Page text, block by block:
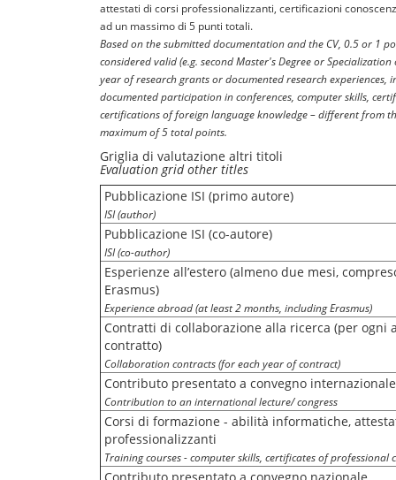
attestati di corsi professionalizzanti, certificazioni
ad un massimo di 5 punti totali.
Based on the submitted documentation and the CV, 0.5 or 1
considered valid (e.g. second Master's Degree or
year of research grants or documented research experiences,
documented participation in conferences, computer skills,
certifications of foreign language knowledge – different from
maximum of 5 total points.
Griglia di valutazione altri titoli
Evaluation grid other titles
Pubblicazione ISI (primo autore)
ISI (author)
Pubblicazione ISI (co-autore)
ISI (co-author)
Esperienze all’estero (almeno due mesi,
Erasmus)
Experience abroad (at least 2 months, including Erasmus)
Contratti di collaborazione alla ricerca (per ogni
contratto)
Collaboration contracts (for each year of contract)
Contributo presentato a convegno internazionale
Contribution to an international lecture/ congress
Corsi di formazione - abilità informatiche,
professionalizzanti
Training courses - computer skills, certificates of professional